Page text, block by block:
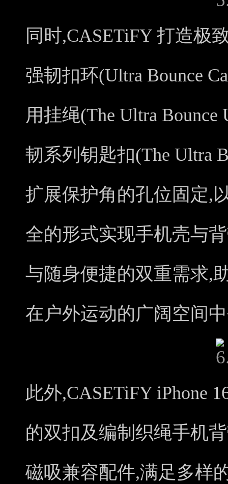
同时,CASETiFY 打造
强韧扣环(Ultra Bounce
用挂绳(The Ultra
韧系列钥匙扣(The Ultra
扩展保护角的孔位固定,
全的形式实现手机壳与
与随身便捷的双重需求,
在户外运动的广阔空间
此外,CASETiFY iPhone
的双扣及编制织绳手机
磁吸兼容配件,满足多样